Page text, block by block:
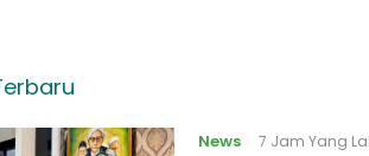
News 7 Jam Yang